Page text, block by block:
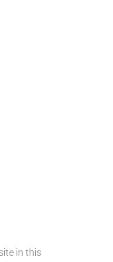
in this